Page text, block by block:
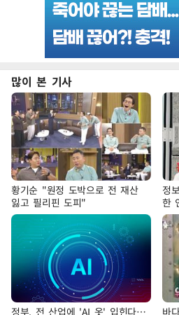
많이 본 기사
황기순 "원정 도박으로 전 재산
잃고 필리핀 도피"
정
한
정부, 전 산업에 'AI 옷' 입힌다… 바